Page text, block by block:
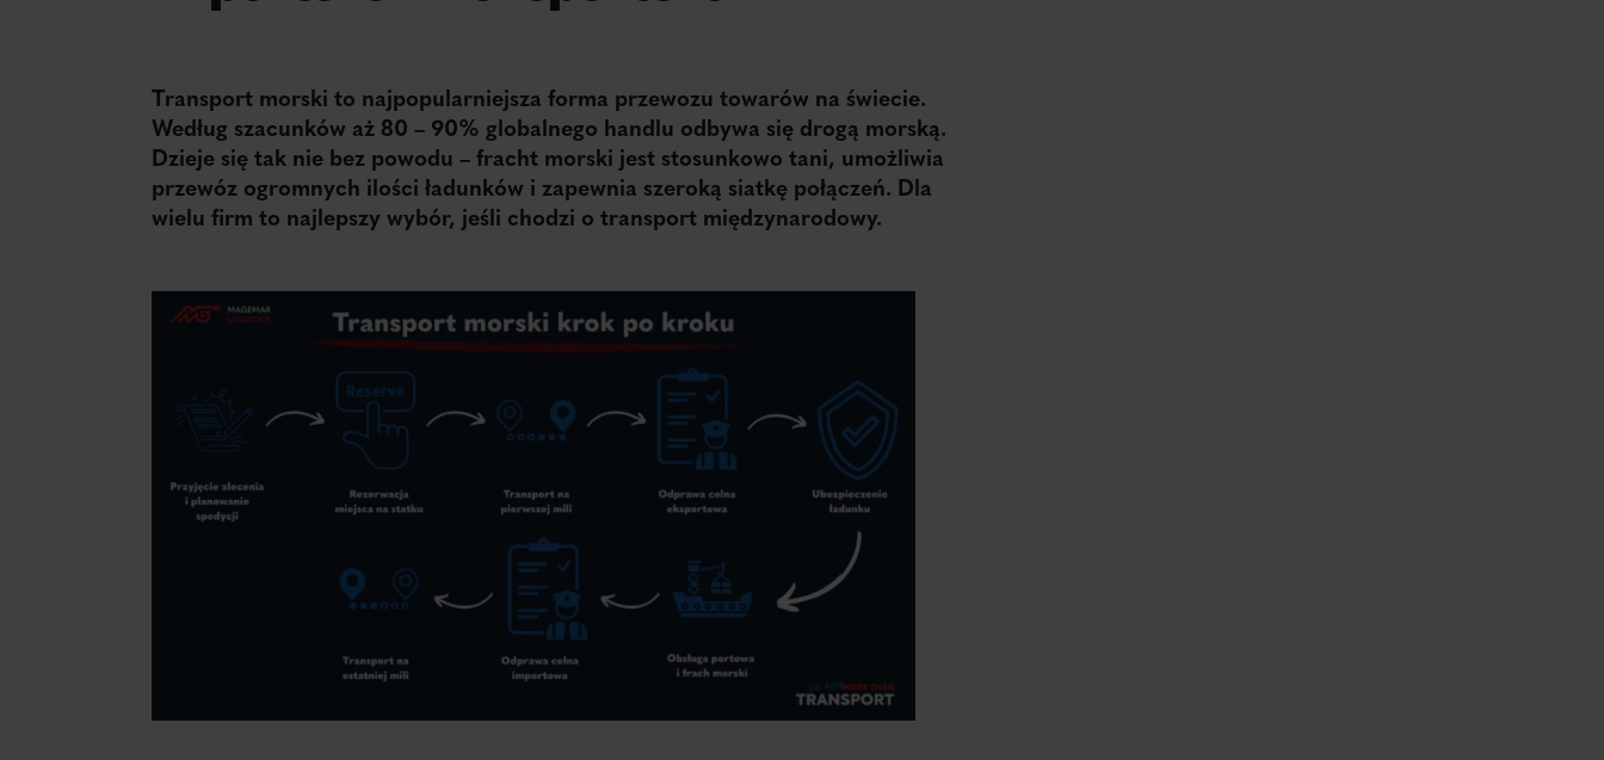
Transport morski to najpopularniejsza forma przewozu towarów na świecie.
Według szacunków aż 80 – 90% globalnego handlu odbywa się drogą morską.
Dzieje się tak nie bez powodu – fracht morski jest stosunkowo tani, umożliwia
przewóz ogromnych ilości ładunków i zapewnia szeroką siatkę połączeń. Dla
wielu firm to najlepszy wybór, jeśli chodzi o transport międzynarodowy.